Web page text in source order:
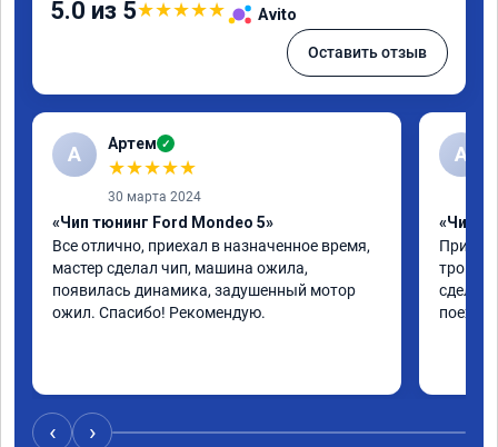
5.0 из 5★★★★★ Avito
Оставить отзыв
А Артем ✓
★★★★★
30 марта 2024
«Чип тюнинг Ford Mondeo 5»
Все отлично, приехал в назначенное время,
мастер сделал чип, машина ожила,
появилась динамика, задушенный мотор
ожил. Спасибо! Рекомендую.
А
«Чип
троила
‹ ›